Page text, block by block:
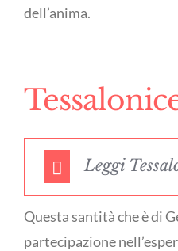
dell’anima.
Leggi
Questa santità che è di
partecipazione